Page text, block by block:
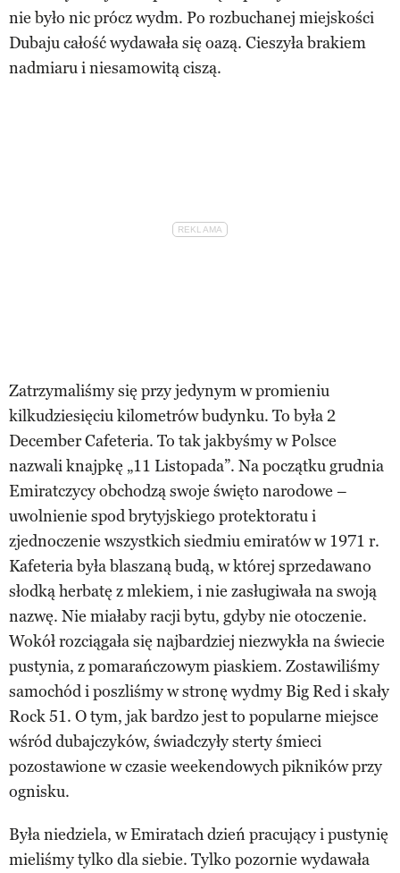
nie było nic prócz wydm. Po rozbuchanej miejskości
Dubaju całość wydawała się oazą. Cieszyła brakiem
nadmiaru i niesamowitą ciszą.
Zatrzymaliśmy się przy jedynym w promieniu
kilkudziesięciu kilometrów budynku. To była 2
December Cafeteria. To tak jakbyśmy w Polsce
nazwali knajpkę „11 Listopada”. Na początku grudnia
Emiratczycy obchodzą swoje święto narodowe –
uwolnienie spod brytyjskiego protektoratu i
zjednoczenie wszystkich siedmiu emiratów w 1971 r.
Kafeteria była blaszaną budą, w której sprzedawano
słodką herbatę z mlekiem, i nie zasługiwała na swoją
nazwę. Nie miałaby racji bytu, gdyby nie otoczenie.
Wokół rozciągała się najbardziej niezwykła na świecie
pustynia, z pomarańczowym piaskiem. Zostawiliśmy
samochód i poszliśmy w stronę wydmy Big Red i skały
Rock 51. O tym, jak bardzo jest to popularne miejsce
wśród dubajczyków, świadczyły sterty śmieci
pozostawione w czasie weekendowych pikników przy
ognisku.
Była niedziela, w Emiratach dzień pracujący i pustynię
mieliśmy tylko dla siebie. Tylko pozornie wydawała